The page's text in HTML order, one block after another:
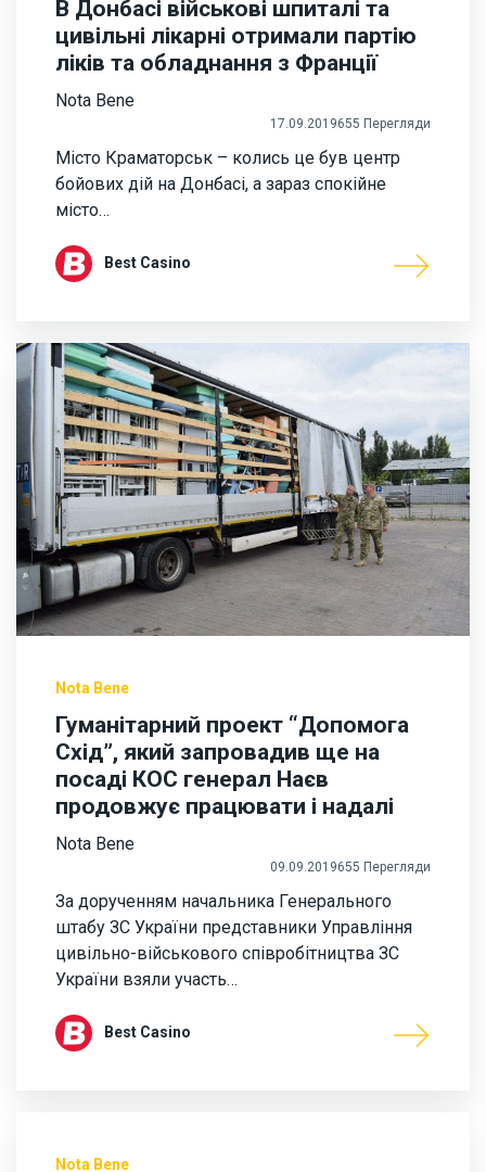
В Донбасі військові шпиталі та
цивільні лікарні отримали партію
ліків та обладнання з Франції
Nota Bene
17.09.2019655 Перегляди
Місто Краматорськ – колись це був центр
бойових дій на Донбасі, а зараз спокійне
місто…
Best Casino
Nota Bene
Гуманітарний проект “Допомога
Схід”, який запровадив ще на
посаді КОС генерал Наєв
продовжує працювати і надалі
Nota Bene
09.09.2019655 Перегляди
За дорученням начальника Генерального
штабу ЗС України представники Управління
цивільно-військового співробітництва ЗС
України взяли участь…
Best Casino
Nota Bene